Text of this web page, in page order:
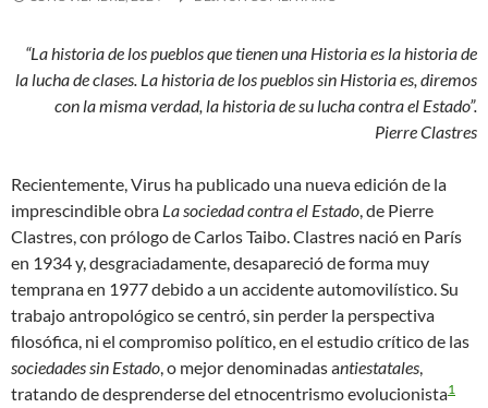
“La historia de los pueblos que tienen una Historia es la historia de
la lucha de clases. La historia de los pueblos sin Historia es, diremos
con la misma verdad, la historia de su lucha contra el Estado”.
Pierre Clastres
Recientemente, Virus ha publicado una nueva edición de la
imprescindible obra La sociedad contra el Estado, de Pierre
Clastres, con prólogo de Carlos Taibo. Clastres nació en París
en 1934 y, desgraciadamente, desapareció de forma muy
temprana en 1977 debido a un accidente automovilístico. Su
trabajo antropológico se centró, sin perder la perspectiva
filosófica, ni el compromiso político, en el estudio crítico de las
sociedades sin Estado, o mejor denominadas antiestatales,
tratando de desprenderse del etnocentrismo evolucionista1